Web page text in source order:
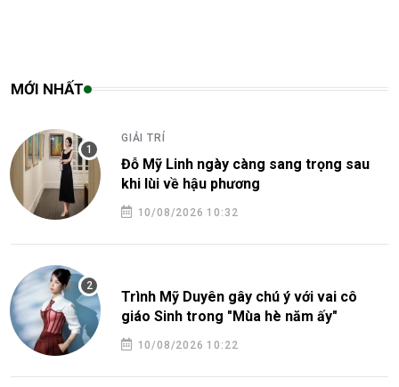
MỚI NHẤT
GIẢI TRÍ
Đỗ Mỹ Linh ngày càng sang trọng sau
khi lùi về hậu phương
10/08/2026 10:32
Trình Mỹ Duyên gây chú ý với vai cô
giáo Sinh trong "Mùa hè năm ấy"
10/08/2026 10:22